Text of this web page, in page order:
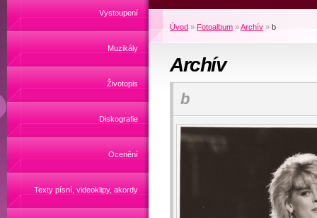
Vystoupení
Muzikály
Životopis
Diskografie
Ocenění
Texty písní, videoklipy, akordy
Úvod » Fotoalbum »Archív » b
Archív
b